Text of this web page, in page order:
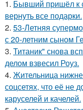
1. Бывший пришёл к
вернуть все подарки.
2. 53-Летняя
с 20-летним сыном
3. Титаник" снова
делом взвесил Роуз.
4. Жительница
соцсетях, что её не
каруселей и качелей.